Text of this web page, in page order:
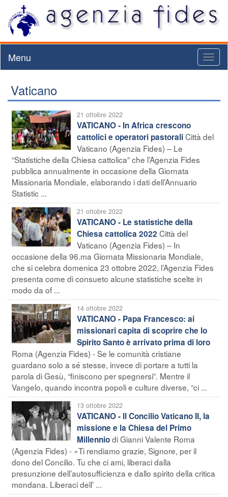
Menu
Vaticano
21 ottobre 2022
VATICANO - In Africa crescono
cattolici e operatori pastoraliCittà del
Vaticano (Agenzia Fides) – Le
“Statistiche della Chiesa cattolica” che l’Agenzia Fides
pubblica annualmente in occasione della Giornata
Missionaria Mondiale, elaborando i dati dell’Annuario
Statistic ...
21 ottobre 2022
VATICANO - Le statistiche della
Chiesa cattolica 2022 Città del
Vaticano (Agenzia Fides) – In
occasione della 96.ma Giornata Missionaria Mondiale,
che si celebra domenica 23 ottobre 2022, l’Agenzia Fides
presenta come di consueto alcune statistiche scelte in
modo da of ...
14 ottobre 2022
VATICANO - Papa Francesco: ai
missionari capita di scoprire che lo
Spirito Santo è arrivato prima di loro
Roma (Agenzia Fides) - Se le comunità cristiane
guardano solo a sé stesse, invece di portare a tutti la
parola di Gesù, “finiscono per spegnersi”. Mentre il
Vangelo, quando incontra popoli e culture diverse, “ci ...
13 ottobre 2022
VATICANO - Il Concilio Vaticano II, la
missione e la Chiesa del Primo
Millenniodi Gianni Valente Roma
(Agenzia Fides) - «Ti rendiamo grazie, Signore, per il
dono del Concilio. Tu che ci ami, liberaci dalla
presunzione dell’autosufficienza e dallo spirito della critica
mondana. Liberaci dell’ ...